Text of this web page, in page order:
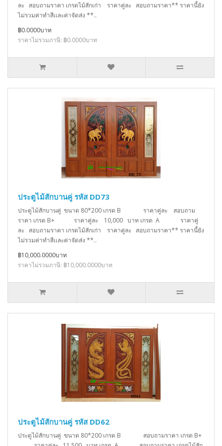
ละ สอบถามราคา เกรดไม้สักเก่า ราคาคู่ละ สอบถามราคา** ราคานี้ยัง
ไม่รวมค่าทำสีเเละค่าจัดส่ง **..
฿0.0000บาท
ราคาไม่รวมภาษี: ฿0.0000บาท
ประตูไม้สักบานคู่ รหัส DD73
ประตูไม้สักบานคู่ ขนาด 80*200 เกรด B ราคาคู่ละ สอบถาม
ราคา เกรด B+ ราคาคู่ละ 10,000 บาท เกรด A ราคาคู่
ละ สอบถามราคา เกรดไม้สักเก่า ราคาคู่ละ สอบถามราคา** ราคานี้ยัง
ไม่รวมค่าทำสีเเละค่าจัดส่ง **..
฿10,000.0000บาท
ราคาไม่รวมภาษี: ฿10,000.0000บาท
ประตูไม้สักบานคู่ รหัส DD62
ประตูไม้สักบานคู่ ขนาด 80*200 เกรด B สอบถามราคา เกรด B+